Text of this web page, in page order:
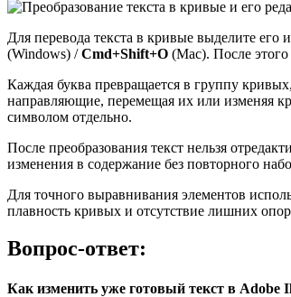
Для перевода текста в кривые выделите
(Windows) /Cmd+Shift+O (Mac). После
Каждая буква превращается в группу
направляющие, перемещая их или изменяя
символом отдельно.
После преобразования текст нельзя
изменения в содержание без повторного
Для точного выравнивания элементов
плавность кривых и отсутствие лишних
Вопрос-ответ:
Как изменить уже готовый текст в